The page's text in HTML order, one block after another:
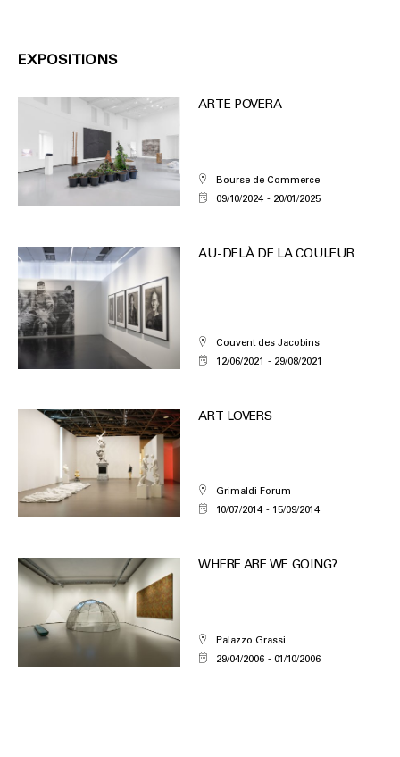
EXPOSITIONS
ARTE POVERA
Bourse de Commerce
09/10/2024
20/01/2025
AU-DELÀ DE LA COULEUR
Couvent des Jacobins
12/06/2021
29/08/2021
ART LOVERS
Grimaldi Forum
10/07/2014
15/09/2014
WHERE ARE WE GOING?
Palazzo Grassi
29/04/2006
01/10/2006